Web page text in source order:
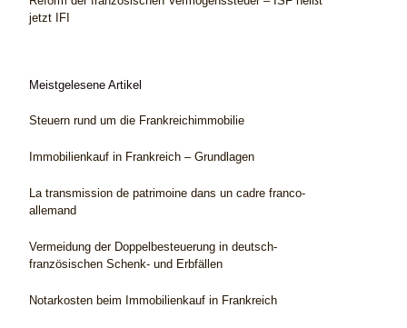
jetzt IFI
Meistgelesene Artikel
Steuern rund um die Frankreichimmobilie
Immobilienkauf in Frankreich – Grundlagen
La transmission de patrimoine dans un cadre franco-
allemand
Vermeidung der Doppelbesteuerung in deutsch-
französischen Schenk- und Erbfällen
Notarkosten beim Immobilienkauf in Frankreich